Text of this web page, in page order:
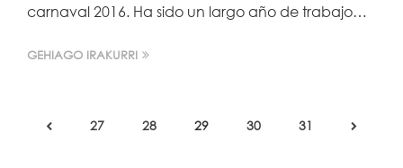
carnaval 2016. Ha sido un largo año de trabajo…
GEHIAGO IRAKURRI
27 28 29 30 31